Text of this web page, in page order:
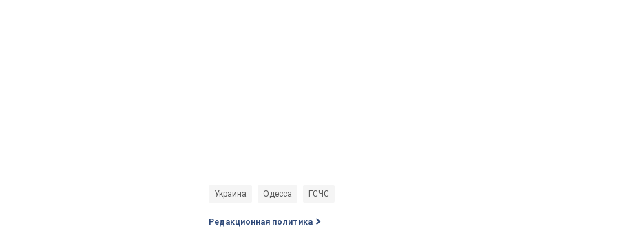
Украина Одесса ГСЧС
Редакционная политика